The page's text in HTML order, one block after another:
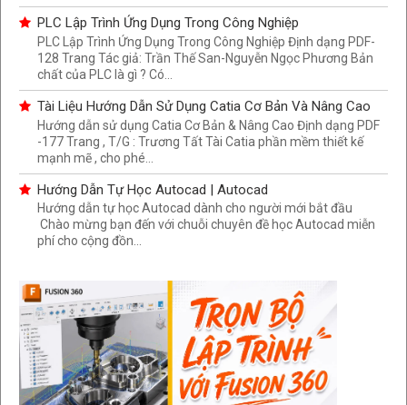
PLC Lập Trình Ứng Dụng Trong Công Nghiệp
PLC Lập Trình Ứng Dụng Trong Công Nghiệp Định dạng PDF-
128 Trang Tác giả: Trần Thế San-Nguyễn Ngọc Phương Bản
chất của PLC là gì ? Có...
Tài Liệu Hướng Dẫn Sử Dụng Catia Cơ Bản Và Nâng Cao
Hướng dẫn sử dụng Catia Cơ Bản & Nâng Cao Định dạng PDF
-177 Trang , T/G : Trương Tất Tài Catia phần mềm thiết kế
mạnh mẽ , cho phé...
Hướng Dẫn Tự Học Autocad | Autocad
Hướng dẫn tự học Autocad dành cho người mới bắt đầu
Chào mừng bạn đến với chuỗi chuyên đề học Autocad miễn
phí cho cộng đồn...